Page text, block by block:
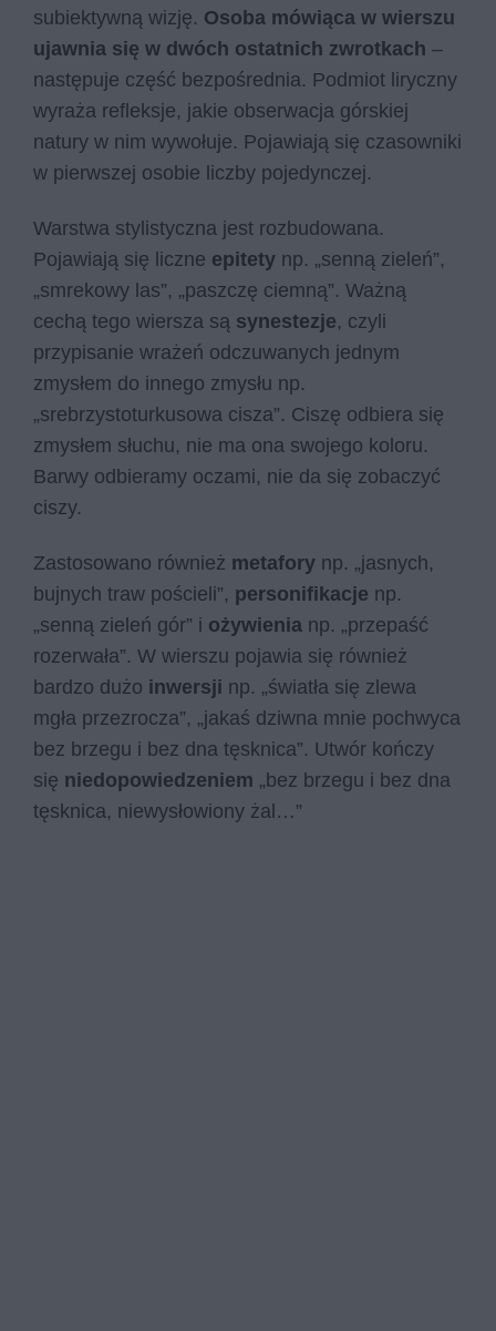
subiektywną wizję. Osoba mówiąca w wierszu
ujawnia się w dwóch ostatnich zwrotkach –
następuje część bezpośrednia. Podmiot liryczny
wyraża refleksje, jakie obserwacja górskiej
natury w nim wywołuje. Pojawiają się czasowniki
w pierwszej osobie liczby pojedynczej.
Warstwa stylistyczna jest rozbudowana.
Pojawiają się liczne epitety np. „senną zieleń”,
„smrekowy las”, „paszczę ciemną”. Ważną
cechą tego wiersza są synestezje, czyli
przypisanie wrażeń odczuwanych jednym
zmysłem do innego zmysłu np.
„srebrzystoturkusowa cisza”. Ciszę odbiera się
zmysłem słuchu, nie ma ona swojego koloru.
Barwy odbieramy oczami, nie da się zobaczyć
ciszy.
Zastosowano również metafory np. „jasnych,
bujnych traw pościeli”, personifikacje np.
„senną zieleń gór” i ożywienia np. „przepaść
rozerwała”. W wierszu pojawia się również
bardzo dużo inwersji np. „światła się zlewa
mgła przezrocza”, „jakaś dziwna mnie pochwyca
bez brzegu i bez dna tęsknica”. Utwór kończy
się niedopowiedzeniem „bez brzegu i bez dna
tęsknica, niewysłowiony żal…”